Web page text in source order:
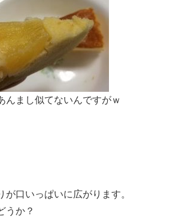
んまし似てないんですがｗ
が口いっぱいに広がります。
うか？